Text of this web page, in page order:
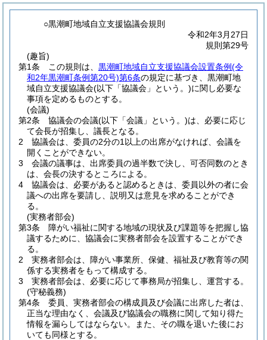
○黒潮町地域自立支援協議会規則
令和2年3月27日
規則第29号
(趣旨)
第1条
この規則は、 黒潮町地域自立支援協議会設置条例(令
和2年黒潮町条例第20号)第6条の規定に基づき、黒潮町地
域自立支援協議会(以下「協議会」という。)に関し必要な
事項を定めるものとする。
(会議)
第2条
協議会の会議(以下「会議」という。)は、必要に応じ
て会長が招集し、議長となる。
2
協議会は、委員の2分の1以上の出席がなければ、会議を
開くことができない。
3
会議の議事は、出席委員の過半数で決し、可否同数のとき
は、会長の決するところによる。
4
協議会は、必要があると認めるときは、委員以外の者に会
議への出席を要請し、説明又は意見を求めることができ
る。
(実務者部会)
第3条
障がい福祉に関する地域の現状及び課題等を把握し協
議するために、協議会に実務者部会を設置することができ
る。
2
実務者部会は、障がい事業所、保健、福祉及び教育等の関
係する実務者をもって構成する。
3
実務者部会は、必要に応じて事務局が招集し、運営する。
(守秘義務)
第4条
委員、実務者部会の構成員及び会議に出席した者は、
正当な理由なく、会議及び協議会の職務に関して知り得た
情報を漏らしてはならない。
また、その職を退いた後にお
いても同様とする。